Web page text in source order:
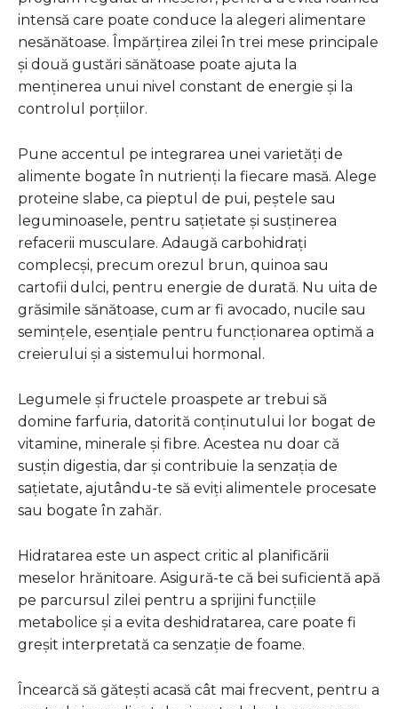
intensă care poate conduce la alegeri alimentare
nesănătoase. Împărțirea zilei în trei mese principale
și două gustări sănătoase poate ajuta la
menținerea unui nivel constant de energie și la
controlul porțiilor.
Pune accentul pe integrarea unei varietăți de
alimente bogate în nutrienți la fiecare masă. Alege
proteine slabe, ca pieptul de pui, peștele sau
leguminoasele, pentru sațietate și susținerea
refacerii musculare. Adaugă carbohidrați
complecși, precum orezul brun, quinoa sau
cartofii dulci, pentru energie de durată. Nu uita de
grăsimile sănătoase, cum ar fi avocado, nucile sau
semințele, esențiale pentru funcționarea optimă a
creierului și a sistemului hormonal.
Legumele și fructele proaspete ar trebui să
domine farfuria, datorită conținutului lor bogat de
vitamine, minerale și fibre. Acestea nu doar că
susțin digestia, dar și contribuie la senzația de
sațietate, ajutându-te să eviți alimentele procesate
sau bogate în zahăr.
Hidratarea este un aspect critic al planificării
meselor hrănitoare. Asigură-te că bei suficientă apă
pe parcursul zilei pentru a sprijini funcțiile
metabolice și a evita deshidratarea, care poate fi
greșit interpretată ca senzație de foame.
Încearcă să gătești acasă cât mai frecvent, pentru a